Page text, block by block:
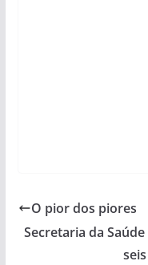
O pior dos piores
Secretaria da